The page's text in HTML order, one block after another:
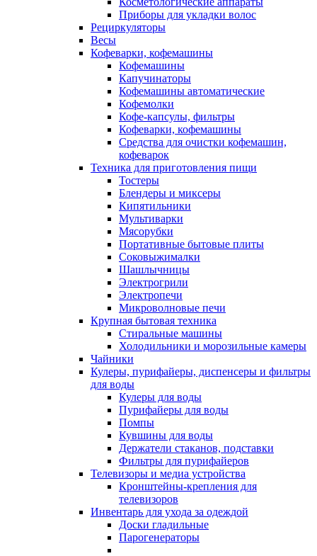
Приборы для укладки волос
Рециркуляторы
Весы
Кофеварки, кофемашины
Кофемашины
Капучинаторы
Кофемашины автоматические
Кофемолки
Кофе-капсулы, фильтры
Кофеварки, кофемашины
Средства для очистки кофемашин,
кофеварок
Техника для приготовления пищи
Тостеры
Блендеры и миксеры
Кипятильники
Мультиварки
Мясорубки
Портативные бытовые плиты
Соковыжималки
Шашлычницы
Электрогрили
Электропечи
Микроволновые печи
Крупная бытовая техника
Стиральные машины
Холодильники и морозильные камеры
Чайники
Кулеры, пурифайеры, диспенсеры и фильтры
для воды
Кулеры для воды
Пурифайеры для воды
Помпы
Кувшины для воды
Держатели стаканов, подставки
Фильтры для пурифайеров
Телевизоры и медиа устройства
Кронштейны-крепления для
телевизоров
Инвентарь для ухода за одеждой
Доски гладильные
Парогенераторы